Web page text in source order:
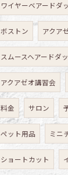
ワイヤーベアードダ
ボストン アクア
スムースヘアードダ
アクアゼオ講習会
料金 サロン
ペット用品 ミニ
ショートカット